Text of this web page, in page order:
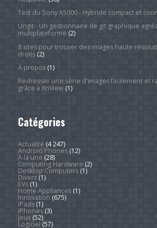
Test du Sony A5000 - Hybride compact et
Ungit - Un gestionnaire de git graphique
multiplateforme (2)
8 sites pour trouver des images haute
droits(2)
À propos(1)
Redresser une série d'images facilement et
grâce à XnView(1)
Catégories
Actualité (4 247)
Android Phones(12)
À la une (28)
Computing Hardware (2)
Desktop Computers(1)
Divers(1)
EVs(1)
Home Appliances(1)
Innovation (675)
iPads(1)
iPhones(3)
Jeux(52)
Logiciel (57)